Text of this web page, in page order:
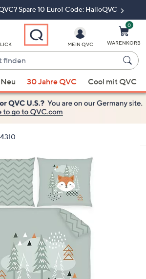
Spare 10 Euro! Code: HalloQVC
MEIN QVC
0
WARENKORB
Neu 30 Jahre QVC Cool mit QVC